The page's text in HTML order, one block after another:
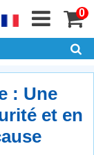
0
: Une
et en